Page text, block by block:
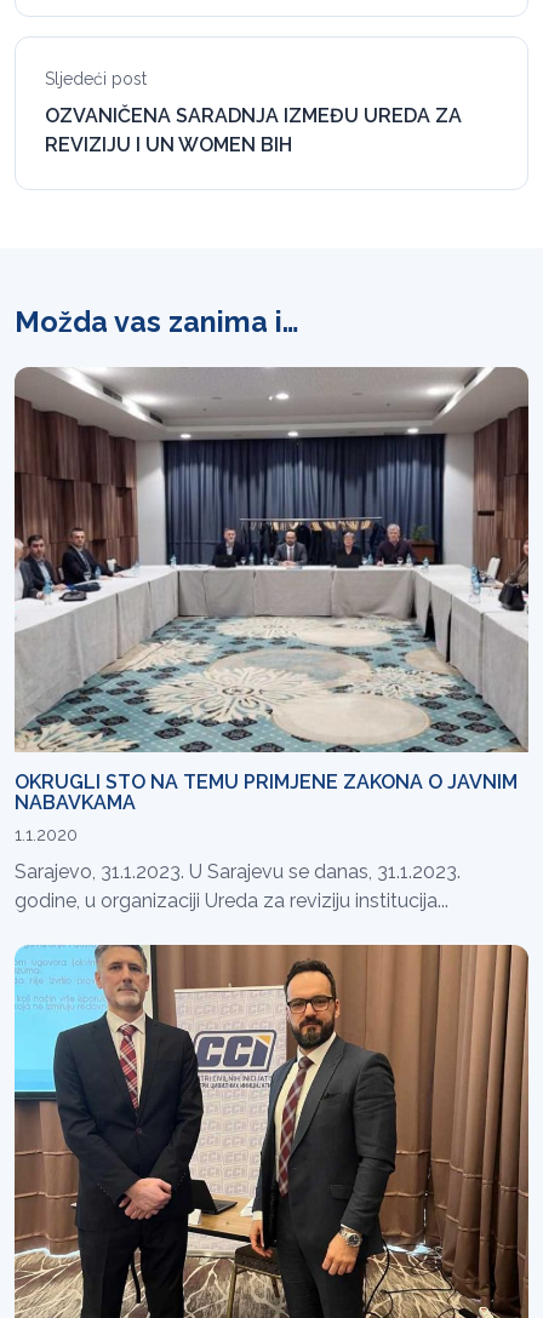
Sljedeći post
OZVANIČENA SARADNJA IZMEĐU UREDA ZA
REVIZIJU I UN WOMEN BIH
Možda vas zanima i…
OKRUGLI STO NA TEMU PRIMJENE ZAKONA O JAVNIM
NABAVKAMA
1.1.2020
Sarajevo, 31.1.2023. U Sarajevu se danas, 31.1.2023.
godine, u organizaciji Ureda za reviziju institucija...